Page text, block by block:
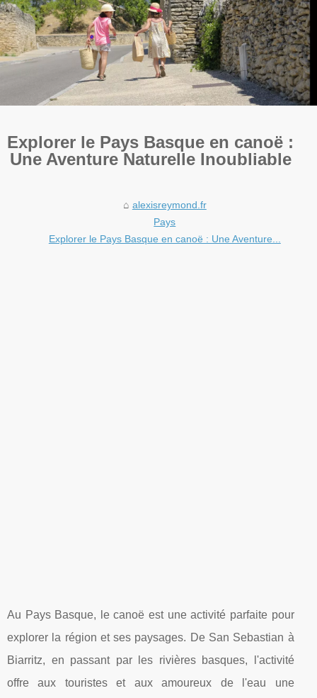
Explorer le Pays Basque en canoë :
Une Aventure Naturelle Inoubliable
alexisreymond.fr
Pays
Explorer le Pays Basque en canoë : Une Aventure...
Au Pays Basque, le canoë est une activité parfaite pour
explorer la région et ses paysages. De San Sebastian à
Biarritz, en passant par les rivières basques, l'activité
offre aux touristes et aux amoureux de l'eau une